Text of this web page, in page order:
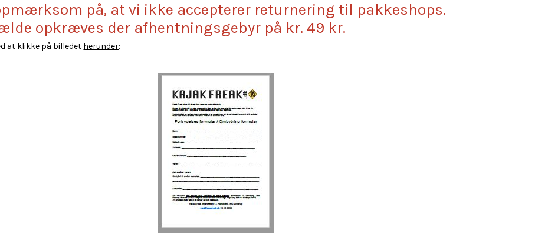
på, at vi ikke accepterer returnering til pakkeshops.
opkræves der afhentningsgebyr på kr. 49 kr.
at klikke på billedet herunder: